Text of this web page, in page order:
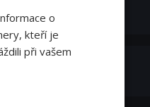
Bussemaker
o
kteří je
při vašem